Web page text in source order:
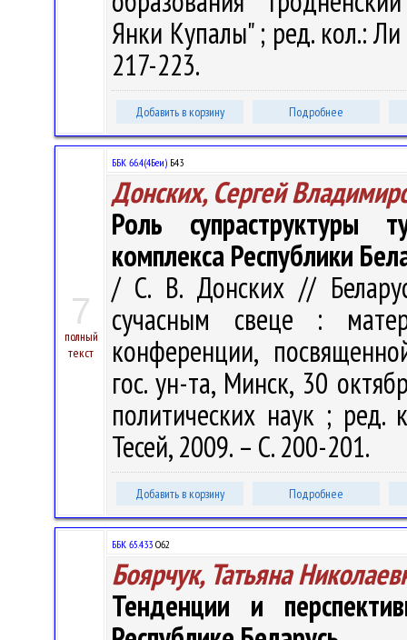
Янки Купалы" ; ред. кол.:
217-223.
Добавить в корзину Подробнее
7
полный
текст
ББК 66.4(4Беи) Б43
Донских, Сергей
Роль супраструктуры
комплекса Республики
/ С. В. Донских //
сучасным свеце :
конференции,
гос. ун-та, Минск, 30
политических наук ;
Тесей, 2009. – С. 200-201.
Добавить в корзину Подробнее
ББК 65.433 О62
Боярчук, Татьяна
Тенденции и